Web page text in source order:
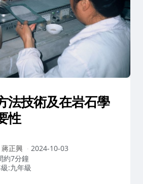
法技術及在岩石學
性
正興
2024-10-03
約7分鐘
:九年級